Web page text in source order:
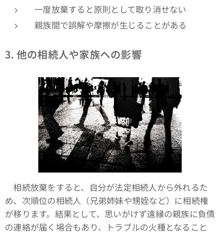
一度放棄すると原則として取り消せない
親族間で誤解や摩擦が生じることがある
3. 他の相続人や家族への影響
相続放棄をすると、自分が法定相続人から外れるた
め、次順位の相続人（兄弟姉妹や甥姪など）に相続権
が移ります。結果として、思いがけず遠縁の親族に負債
の連絡が届く場合もあり、トラブルの火種となること